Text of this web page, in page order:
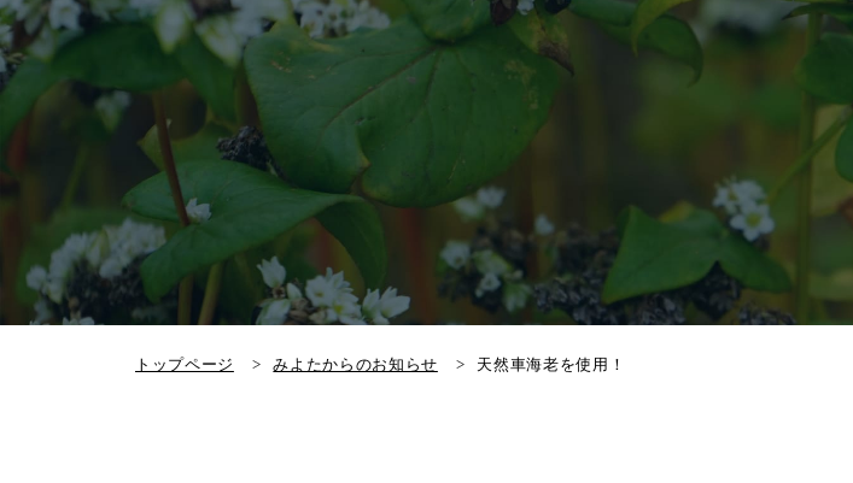
トップページ みよたからのお知らせ 天然車海老を使用！